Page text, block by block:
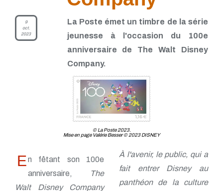
9
oct.
2023
La Poste émet un timbre de la série
jeunesse à l'occasion du 100e
anniversaire de The Walt Disney
Company.
© La Poste 2023.
Mise en page Valérie Besser © 2023 DISNEY
En fêtant son 100e
anniversaire,
The
Walt Disney Company
À l'avenir, le public, qui a
fait entrer Disney au
panthéon de la culture